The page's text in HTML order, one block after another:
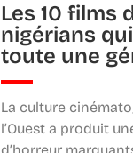
Les 10 films
nigérians
toute une
La culture
l’Ouest a produit